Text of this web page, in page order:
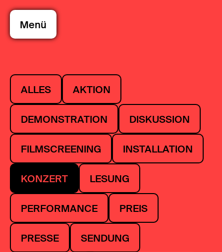
Menü
ALLES AKTION
DEMONSTRATION DISKUSSION
FILMSCREENING INSTALLATION
KONZERT LESUNG
PERFORMANCE PREIS
PRESSE SENDUNG